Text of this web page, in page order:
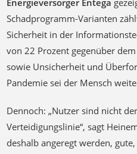
Schadprogramm-Varianten
Sicherheit in der
von 22 Prozent gegenüber
sowie Unsicherheit und
Pandemie sei der Mensch
Verteidigungslinie“, sagt
deshalb angeregt werden,
Sicherheitsmechanismen